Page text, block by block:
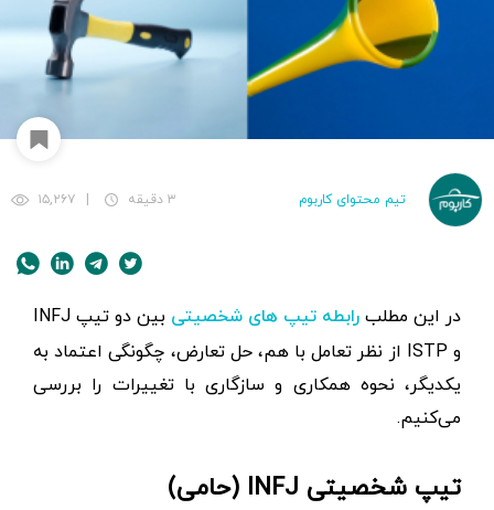
تیم محتوای کاربوم ۳ دقیقه ۱۵,۲۶۷
در این مطلب رابطه تیپ های شخصیتی
بین دو تیپ INFJ
و ISTP از نظر تعامل با هم، حل تعارض، چگونگی اعتماد به
یکدیگر، نحوه همکاری و سازگاری با تغییرات را بررسی
می‌کنیم.
تیپ شخصیتی INFJ (حامی)